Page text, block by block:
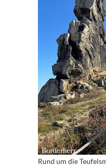
Rund um die